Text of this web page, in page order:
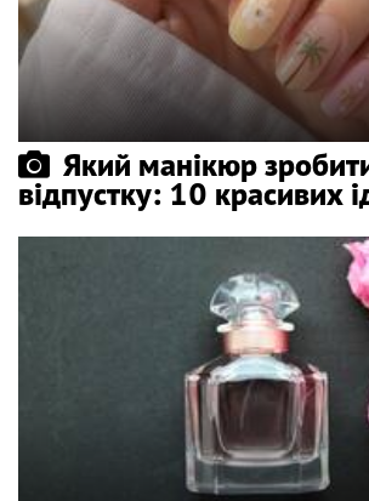
Який манікюр
відпустку: 10 красивих